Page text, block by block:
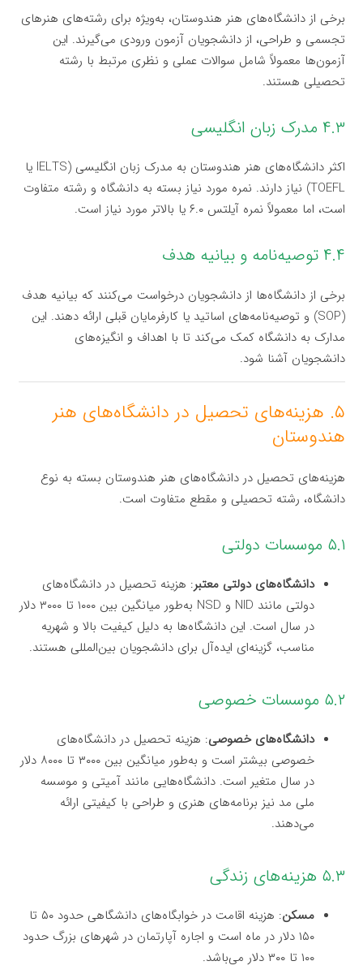
برخی از دانشگاه‌های هنر هندوستان، به‌ویژه برای رشته‌های هنرهای
تجسمی و طراحی، از دانشجویان آزمون ورودی می‌گیرند. این
آزمون‌ها معمولاً شامل سوالات عملی و نظری مرتبط با رشته
تحصیلی هستند.
۴.۳ مدرک زبان انگلیسی
اکثر دانشگاه‌های هنر هندوستان به مدرک زبان انگلیسی (IELTS یا
TOEFL) نیاز دارند. نمره مورد نیاز بسته به دانشگاه و رشته متفاوت
است، اما معمولاً نمره آیلتس ۶.۰ یا بالاتر مورد نیاز است.
۴.۴ توصیه‌نامه و بیانیه هدف
برخی از دانشگاه‌ها از دانشجویان درخواست می‌کنند که بیانیه هدف
(SOP) و توصیه‌نامه‌های اساتید یا کارفرمایان قبلی ارائه دهند. این
مدارک به دانشگاه کمک می‌کند تا با اهداف و انگیزه‌های
دانشجویان آشنا شود.
۵. هزینه‌های تحصیل در دانشگاه‌های هنر
هندوستان
هزینه‌های تحصیل در دانشگاه‌های هنر هندوستان بسته به نوع
دانشگاه، رشته تحصیلی و مقطع متفاوت است.
۵.۱ موسسات دولتی
دانشگاه‌های دولتی معتبر: هزینه تحصیل در دانشگاه‌های
دولتی مانند NID و NSD به‌طور میانگین بین ۱۰۰۰ تا ۳۰۰۰ دلار
در سال است. این دانشگاه‌ها به دلیل کیفیت بالا و شهریه
مناسب، گزینه‌ای ایده‌آل برای دانشجویان بین‌المللی هستند.
۵.۲ موسسات خصوصی
دانشگاه‌های خصوصی: هزینه تحصیل در دانشگاه‌های
خصوصی بیشتر است و به‌طور میانگین بین ۳۰۰۰ تا ۸۰۰۰ دلار
در سال متغیر است. دانشگاه‌هایی مانند آمیتی و موسسه
ملی مد نیز برنامه‌های هنری و طراحی با کیفیتی ارائه
می‌دهند.
۵.۳ هزینه‌های زندگی
مسکن
: هزینه اقامت در خوابگاه‌های دانشگاهی حدود ۵۰ تا
۱۵۰ دلار در ماه است و اجاره آپارتمان در شهرهای بزرگ حدود
۱۰۰ تا ۳۰۰ دلار می‌باشد.